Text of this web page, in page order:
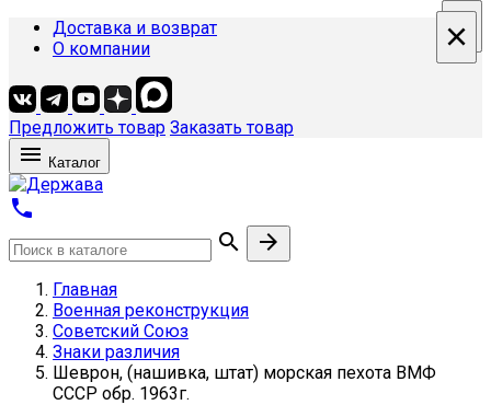
Доставка и возврат
О компании
Предложить товар Заказать товар
 Каталог



Главная
Военная реконструкция
Советский Союз
Знаки различия
Шеврон, (нашивка, штат) морская пехота ВМФ
СССР обр. 1963г.
×
×
×
×